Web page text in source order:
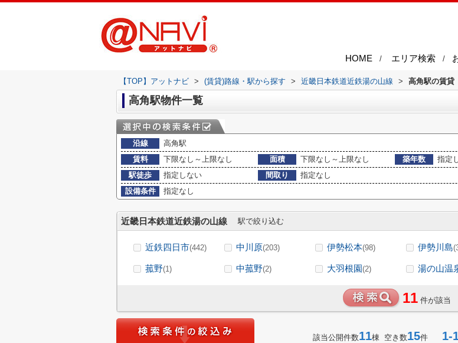
エリア検索
HOME
【TOP】アットナビ > (賃貸)路線・駅から探す > 近畿日本鉄道近鉄湯の山線 > 高角駅の賃貸
高角駅物件一覧
沿線
高角駅
賃料
下限なし～上限なし 面積 下限なし～上限なし 築年数
指定
駅徒歩
指定しない 間取り
指定なし
設備条件
指定なし
近畿日本鉄道近鉄湯の山線 駅で絞り込む
近鉄四日市(442) 中川原(203) 伊勢松本(98) 伊勢川島
菰野(1) 中菰野(2) 大羽根園(2) 湯の山温
11 件が該当
該当公開件数11棟 空き数15件 1-